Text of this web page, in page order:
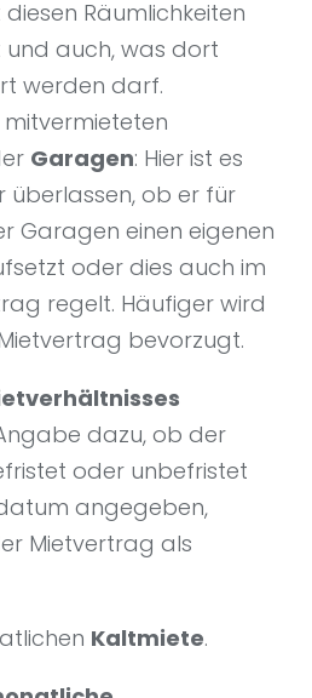
Räumlichkeiten
und auch, was dort
werden darf.
mitvermieteten
Garagen: Hier ist es
überlassen, ob er für
Garagen einen eigenen
oder dies auch im
regelt. Häufiger wird
bevorzugt.
dazu, ob der
oder unbefristet
angegeben,
Mietvertrag als
Kaltmiete.